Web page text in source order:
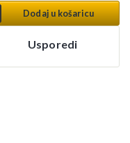
Dodaj u košaricu
Usporedi